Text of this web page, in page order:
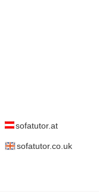
sofatutor.at
sofatutor.co.uk